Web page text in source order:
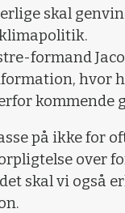
skal
formand
hvor
kommende
på ikke for
over
skal vi også